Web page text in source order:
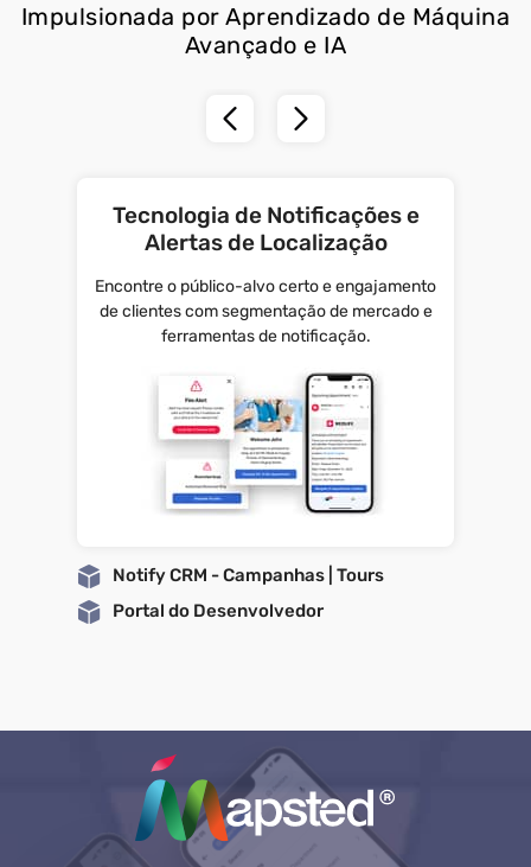
Impulsionada por Aprendizado de Máquina
Avançado e IA
Tecnologia de Notificações e
Alertas de Localização
Encontre o público-alvo certo e engajamento
de clientes com segmentação de mercado e
ferramentas de notificação.
Notify CRM - Campanhas | Tours
Portal do Desenvolvedor